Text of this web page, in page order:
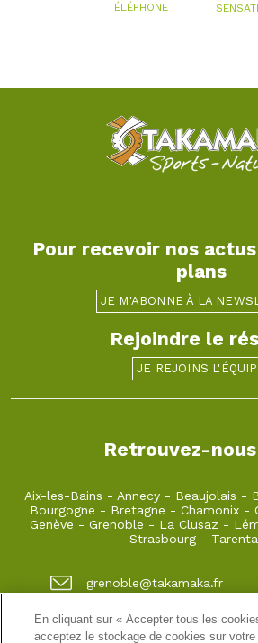
TÉLÉPHONE
Pour recevoir nos
plans
JE M'ABONNE À LA
Rejoindre le
JE REJOINS
Retrouvez-
Aix-les-Bains - Annecy - Beaujolais -
Bourgogne - Bretagne - Chamonix -
Genève - Grenoble - La Clusaz -
Strasbourg-
grenoble@takamaka.fr
04 80 42 00 70
En cliquant sur « Accepter tous les
acceptez le stockage de cookies sur votre